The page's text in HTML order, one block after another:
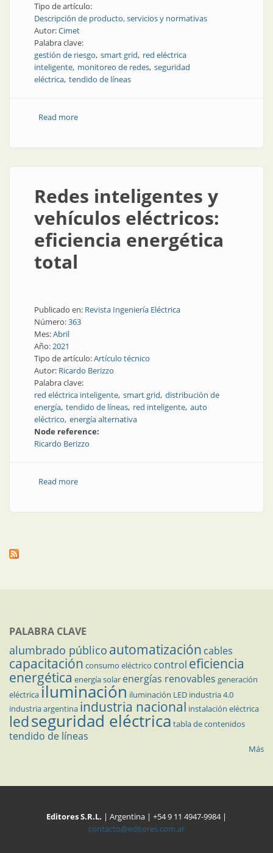
Tipo de artículo:
Descripción de producto, servicios y normativas
Autor:Cimet
Palabra clave:
gestión de riesgo smart grid red eléctrica
inteligente monitoreo de redes seguridad
eléctrica tendido de líneas
Read moreabout Monitoreo inteligente de líneas de energía
Redes inteligentes y
vehículos eléctricos:
eficiencia energética
total
Publicado en: Revista Ingeniería Eléctrica
Número:363
Mes:Abril
Año:2021
Tipo de artículo:Artículo técnico
Autor: Ricardo Berizzo
Palabra clave:
red eléctrica inteligente smart grid distribución de
energía tendido de líneas red inteligente auto
eléctrico energía alternativa
Node reference:
Ricardo Berizzo
Read moreabout Redes inteligentes y vehículos eléctricos:
PALABRA CLAVE
alumbrado público automatización cables
capacitación consumo eléctrico control eficiencia
energética energía solar energías renovables generación
eléctricailuminación iluminación LED industria 4.0
industria argentina industria nacional instalación eléctrica
ledseguridad eléctrica tabla de contenidos
tendido de líneas
Más
Editores S.R.L. | Argentina | +54 9 11 4947-9984 |
contacto@editores.com.ar